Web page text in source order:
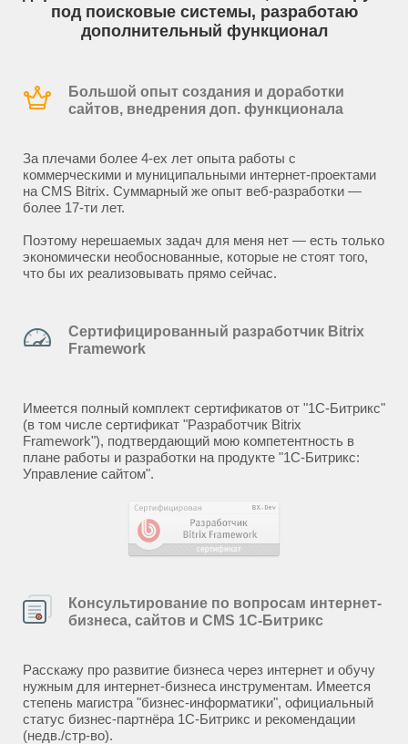
под поисковые системы, разработаю
дополнительный функционал
Большой опыт создания и доработки
сайтов, внедрения доп. функционала
За плечами более 4-ех лет опыта работы с
коммерческими и муниципальными интернет-проектами
на CMS Bitrix. Суммарный же опыт веб-разработки —
более 17-ти лет.
Поэтому нерешаемых задач для меня нет — есть только
экономически необоснованные, которые не стоят того,
что бы их реализовывать прямо сейчас.
Сертифицированный разработчик Bitrix
Framework
Имеется полный комплект сертификатов от "1С-Битрикс"
(в том числе сертификат "Разработчик Bitrix
Framework"), подтвердающий мою компетентность в
плане работы и разработки на продукте "1С-Битрикс:
Управление сайтом".
Консультирование по вопросам интернет-
бизнеса, сайтов и CMS 1С-Битрикс
Расскажу про развитие бизнеса через интернет и обучу
нужным для интернет-бизнеса инструментам. Имеется
степень магистра "бизнес-информатики", официальный
статус бизнес-партнёра 1С-Битрикс и рекомендации
(недв./стр-во).